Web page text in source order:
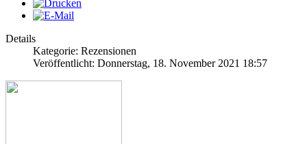
Details
Kategorie: Rezensionen
Veröffentlicht: Donnerstag, 18. November 2021 18:57